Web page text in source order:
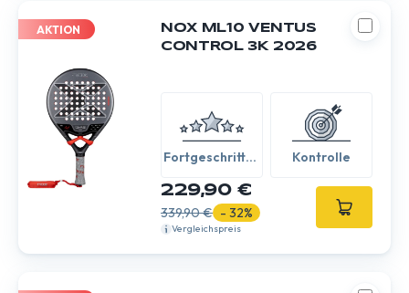
AKTION
NOX ML10 VENTUS
CONTROL 3K 2026
Fortgeschritten
Kontrolle
229,90 €
339,90 € - 32%
Vergleichspreis